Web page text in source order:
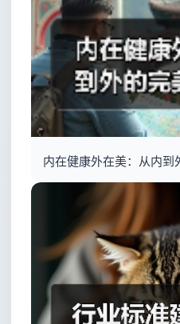
内在健康外在美：从内到